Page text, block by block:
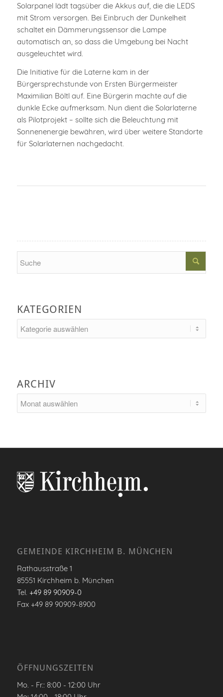
Solarpanel lädt tagsüber die Akkus auf, die die LEDS
mit Strom versorgen. Bei Einbruch der Dunkelheit
schaltet ein Dämmerungssensor die Lampe
automatisch an, so dass die Umgebung bei Nacht
ausgeleuchtet wird.
Die Initiative für die Laterne kam in der
Bürgersprechstunde von Ersten Bürgermeister
Maximilian Böltl auf. Eine Bürgerin machte auf die
dunkle Ecke aufmerksam. Nun dient die Solarlaterne
als Pilotprojekt – sollte sich die Beleuchtung mit
Sonnenenergie bewähren, wird über weitere Standorte
für Solarlaternen nachgedacht.
KATEGORIEN
ARCHIV
GEMEINDE KIRCHHEIM B. MÜNCHEN
Rathausstraße 1
85551 Kirchheim b. München
Tel. +49 89 90909-0
Fax +49 89 90909-8900
ÖFFNUNGSZEITEN
Mo. - Fr.: 8:00 - 12:00 Uhr